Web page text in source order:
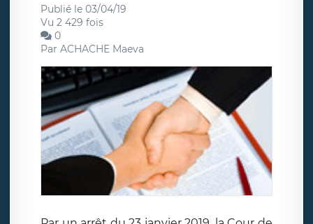
Publié le 03/04/19
Vu 2 429 fois
0
Par ACHACHE Maeva